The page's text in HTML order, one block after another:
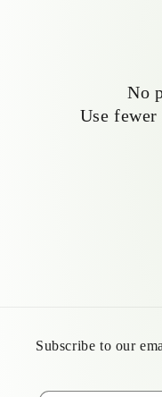
No
Use
Subscribe to our